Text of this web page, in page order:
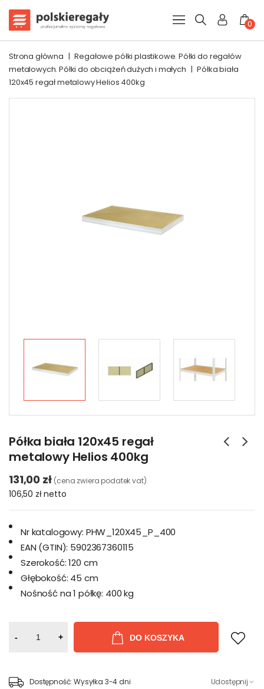
0
Strona główna | Regałowe półki plastikowe. Półki do regałów
metalowych. Półki do obciążeń dużych i małych | Półka biała
120x45 regał metalowy Helios 400kg
Półka biała 120x45 regał
metalowy Helios 400kg
131,00 zł (cena zwiera podatek vat)
106,50 złnetto
Nr katalogowy: PHW_120X45_P_400
EAN (GTIN): 5902367360115
Szerokość: 120 cm
Głębokość: 45 cm
Nośność na 1 półkę: 400 kg
- + DO KOSZYKA
Dostępność: Wysyłka 3-4 dni
Udostępnij